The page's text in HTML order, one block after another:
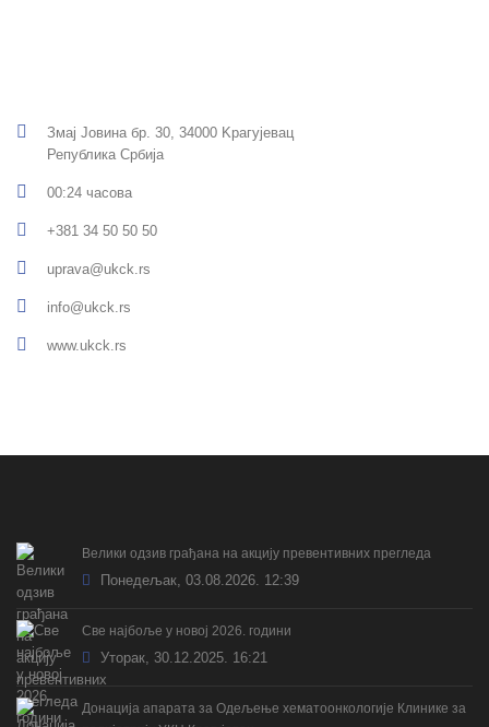
Змај Јовина бр. 30, 34000 Kрагујевац
Република Србија
00:24 часова
+381 34 50 50 50
uprava@ukck.rs
info@ukck.rs
www.ukck.rs
Велики одзив грађана на акцију превентивних прегледа
Понедељак, 03.08.2026. 12:39
Све најбоље у новој 2026. години
Уторак, 30.12.2025. 16:21
Донација апарата за Одељење хематоонкологије Клинике за